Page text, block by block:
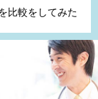
比較をしてみた